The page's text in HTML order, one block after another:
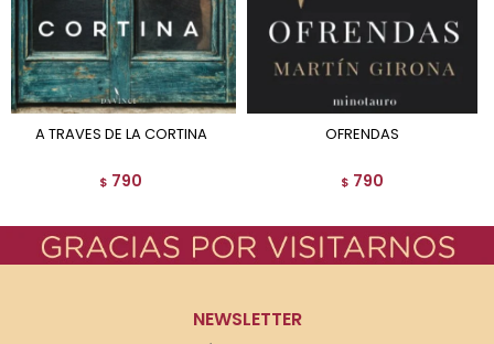
A TRAVES DE LA CORTINA
$ 790
OFRENDAS
$ 790
NEWSLETTER